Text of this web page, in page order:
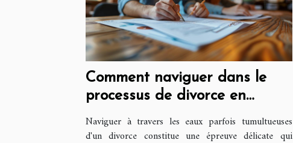
Comment naviguer dans le
processus de divorce en
Naviguer à travers les eaux parfois tumultueuses
d'un divorce constitue une épreuve délicate qui